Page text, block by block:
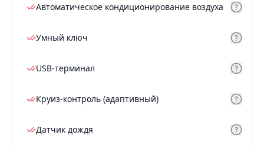
Автоматическое кондиционирование воздуха
Умный ключ
USB-терминал
Круиз-контроль (адаптивный)
Датчик дождя